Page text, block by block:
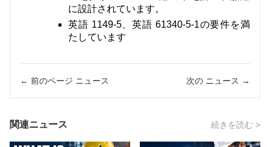
に設計されています。
英語 1149-5、英語 61340-5-1の要件を満
たしています
← 前のページ ニュース 次の ニュース →
関連ニュース 続きを読む >